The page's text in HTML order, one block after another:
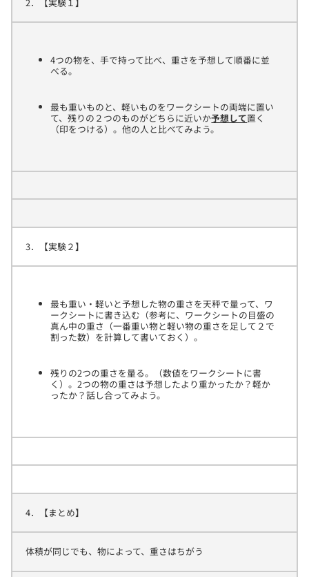
4つの物を、手で持って比べ、重さを予想して順番に並
べる。
最も重いものと、軽いものをワークシートの両端に置い
て、残りの２つのものがどちらに近いか予想して置く
（印をつける）。他の人と比べてみよう。
3．【実験２】
最も重い・軽いと予想した物の重さを天秤で量って、ワ
ークシートに書き込む（参考に、ワークシートの目盛の
真ん中の重さ（一番重い物と軽い物の重さを足して２で
割った数）を計算して書いておく）。
残りの2つの重さを量る。（数値をワークシートに書
く）。2つの物の重さは予想したより重かったか？軽か
ったか？話し合ってみよう。
4．【まとめ】
体積が同じでも、物によって、重さはちがう